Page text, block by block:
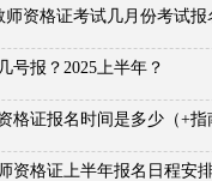
师资格证考试几月份考试报
号报？2025上半年？
格证报名时间是多少（+指
资格证上半年报名日程安